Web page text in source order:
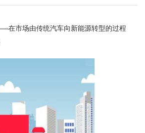
在市场由传统汽车向新能源转型的过程